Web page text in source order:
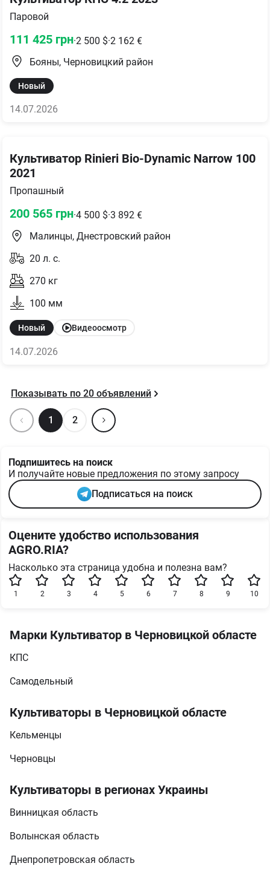
Паровой
111 425 грн·2 500 $·2 162 €
Бояны, Черновицкий район
Новый
14.07.2026
Культиватор Rinieri Bio-Dynamic Narrow 100
2021
Пропашный
200 565 грн·4 500 $·3 892 €
Малинцы, Днестровский район
20 л. с.
270 кг
100 мм
Новый Видеоосмотр
14.07.2026
1 2
Показывать по 20 объявлений
Подпишитесь на поиск
И получайте новые предложения по этому запросу
Подписаться на поиск
Оцените удобство использования
AGRO.RIA?
Насколько эта страница удобна и полезна вам?
10
9
8
7
6
5
4
3
2
1
Марки Культиватор в Черновицкой областе
КПС
Самодельный
Культиваторы в Черновицкой областе
Кельменцы
Черновцы
Культиваторы в регионах Украины
Винницкая область
Волынская область
Днепропетровская область